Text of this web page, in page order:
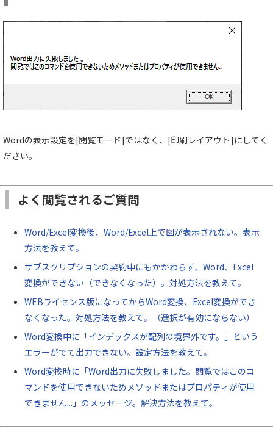
Wordの表示設定を[閲覧モード]ではなく、[印刷レイアウト]にしてく
ださい。
よく閲覧されるご質問
Word/Excel変換後、Word/Excel上で図が表示されない。表示
方法を教えて。
サブスクリプションの契約中にもかかわらず、Word、Excel
変換ができない（できなくなった）。対処方法を教えて。
WEBライセンス版になってからWord変換、Excel変換ができ
なくなった。対処方法を教えて。（選択が有効にならない）
Word変換中に「インデックスが配列の境界外です。」という
エラーがでて出力できない。設定方法を教えて。
Word変換時に「Word出力に失敗しました。閲覧ではこのコ
マンドを使用できないためメソッドまたはプロパティが使用
できません...」のメッセージ。解決方法を教えて。